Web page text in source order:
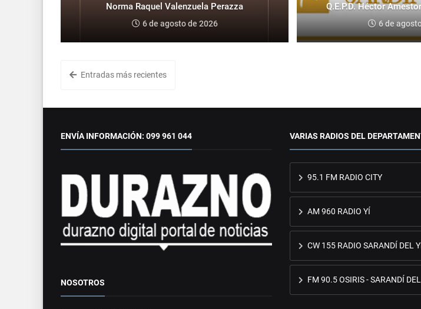
Norma Raquel Valenzuela Perazza
6 de agosto de 2026
Q.E.P.D. Héctor
6 de
Entradas más recientes
ENVÍA INFORMACIÓN: 099 961 044
NOSOTROS
VARIAS RADIOS DEL
95.1 FM RADIO CITY
AM 960 RADIO YÍ
CW 155 RADIO SARANDÍ DEL
FM 90.5 OSIRIS - SARANDÍ